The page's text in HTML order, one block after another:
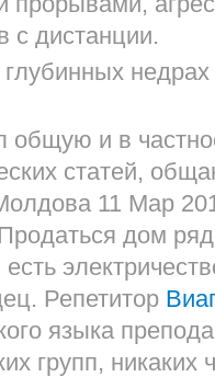
с дистанции.
общую и в
статей,
11 Мар
дом
Репетитор
языка
групп, никаких